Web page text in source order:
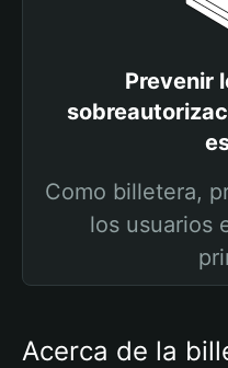
Prevenir
Como billetera,
los usuarios
Acerca de la